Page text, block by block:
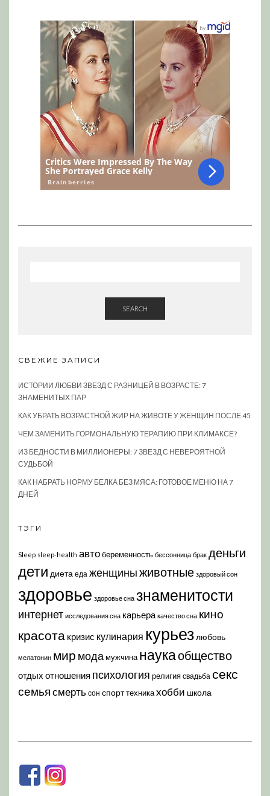
SEARCH
СВЕЖИЕ ЗАПИСИ
ИСТОРИИ ЛЮБВИ ЗВЕЗД С РАЗНИЦЕЙ В ВОЗРАСТЕ: 7
ЗНАМЕНИТЫХ ПАР
КАК УБРАТЬ ВОЗРАСТНОЙ ЖИР НА ЖИВОТЕ У ЖЕНЩИН ПОСЛЕ 45
ЧЕМ ЗАМЕНИТЬ ГОРМОНАЛЬНУЮ ТЕРАПИЮ ПРИ КЛИМАКСЕ?
ИЗ БЕДНОСТИ В МИЛЛИОНЕРЫ: 7 ЗВЕЗД С НЕВЕРОЯТНОЙ
СУДЬБОЙ
КАК НАБРАТЬ НОРМУ БЕЛКА БЕЗ МЯСА: ГОТОВОЕ МЕНЮ НА 7
ДНЕЙ
ТЭГИ
Sleep sleep-health автобеременность бессонница брак деньги
дети диета еда женщиныживотные здоровый сон
здоровье здоровье сна знаменитости
интернет исследования сна карьера качество сна кино
красота кризис кулинария курьез любовь
мелатонин мир модамужчина наукаобщество
отдых отношения психология религия свадьба секс
семья смерть сон спорттехникахобби школа